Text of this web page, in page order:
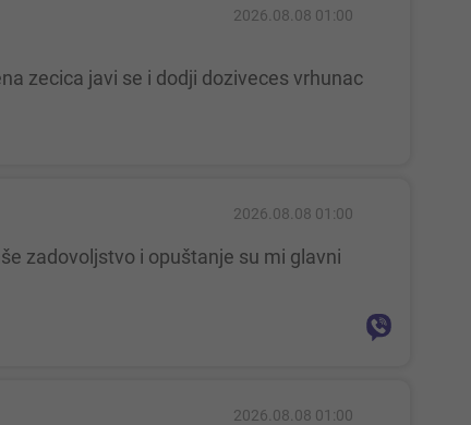
2026.08.08 01:00
2026.08.08 01:00
2026.08.08 01:00